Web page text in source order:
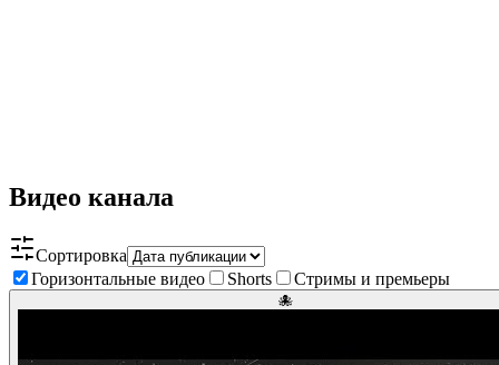
Видео канала
Сортировка
Горизонтальные видео
Shorts Стримы и премьеры
🐙